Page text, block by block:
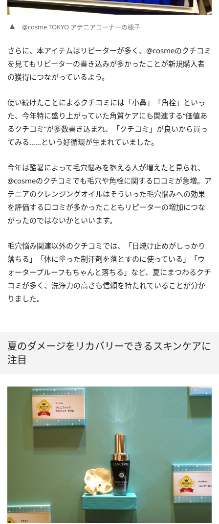
@cosme TOKYO アテニアコーナーの様子
さらに、本アイテムはリピーターが多く、@cosmeのクチコミ
を見てもリピーターの書き込みが多かったことが新規購入者
の獲得につながっているよう。
使い続けたことによるクチコミには「小鼻」「角栓」といっ
た、今年特に盛り上がっていた角質ケアにも関連する“価値あ
るクチコミ”が多数書き込まれ、「クチコミ」が良いから買っ
てみる……という好循環が生まれていました。
今年は酷暑によって毛穴悩みを抱える人が増えたと見られ、
@cosmeのクチコミでも毛穴や角栓に関する口コミが急増。ア
テニアのクレンジングオイルはそういった毛穴悩みへの効果
を評価する口コミが多かったこともリピーターの増加につな
がったのではないかといいます。
毛穴悩み関連以外のクチコミでは、「日焼け止めがしっかり
落ちる」「体に塗った制汗剤を落とすのに使っている」「ウ
ォータープルーフもちゃんと落ちる」など、夏にまつわるクチ
コミが多く、洗浄力の高さも信頼を持たれていることが分か
りました。
夏のダメージをリカバリーできるスキンケアに
注目